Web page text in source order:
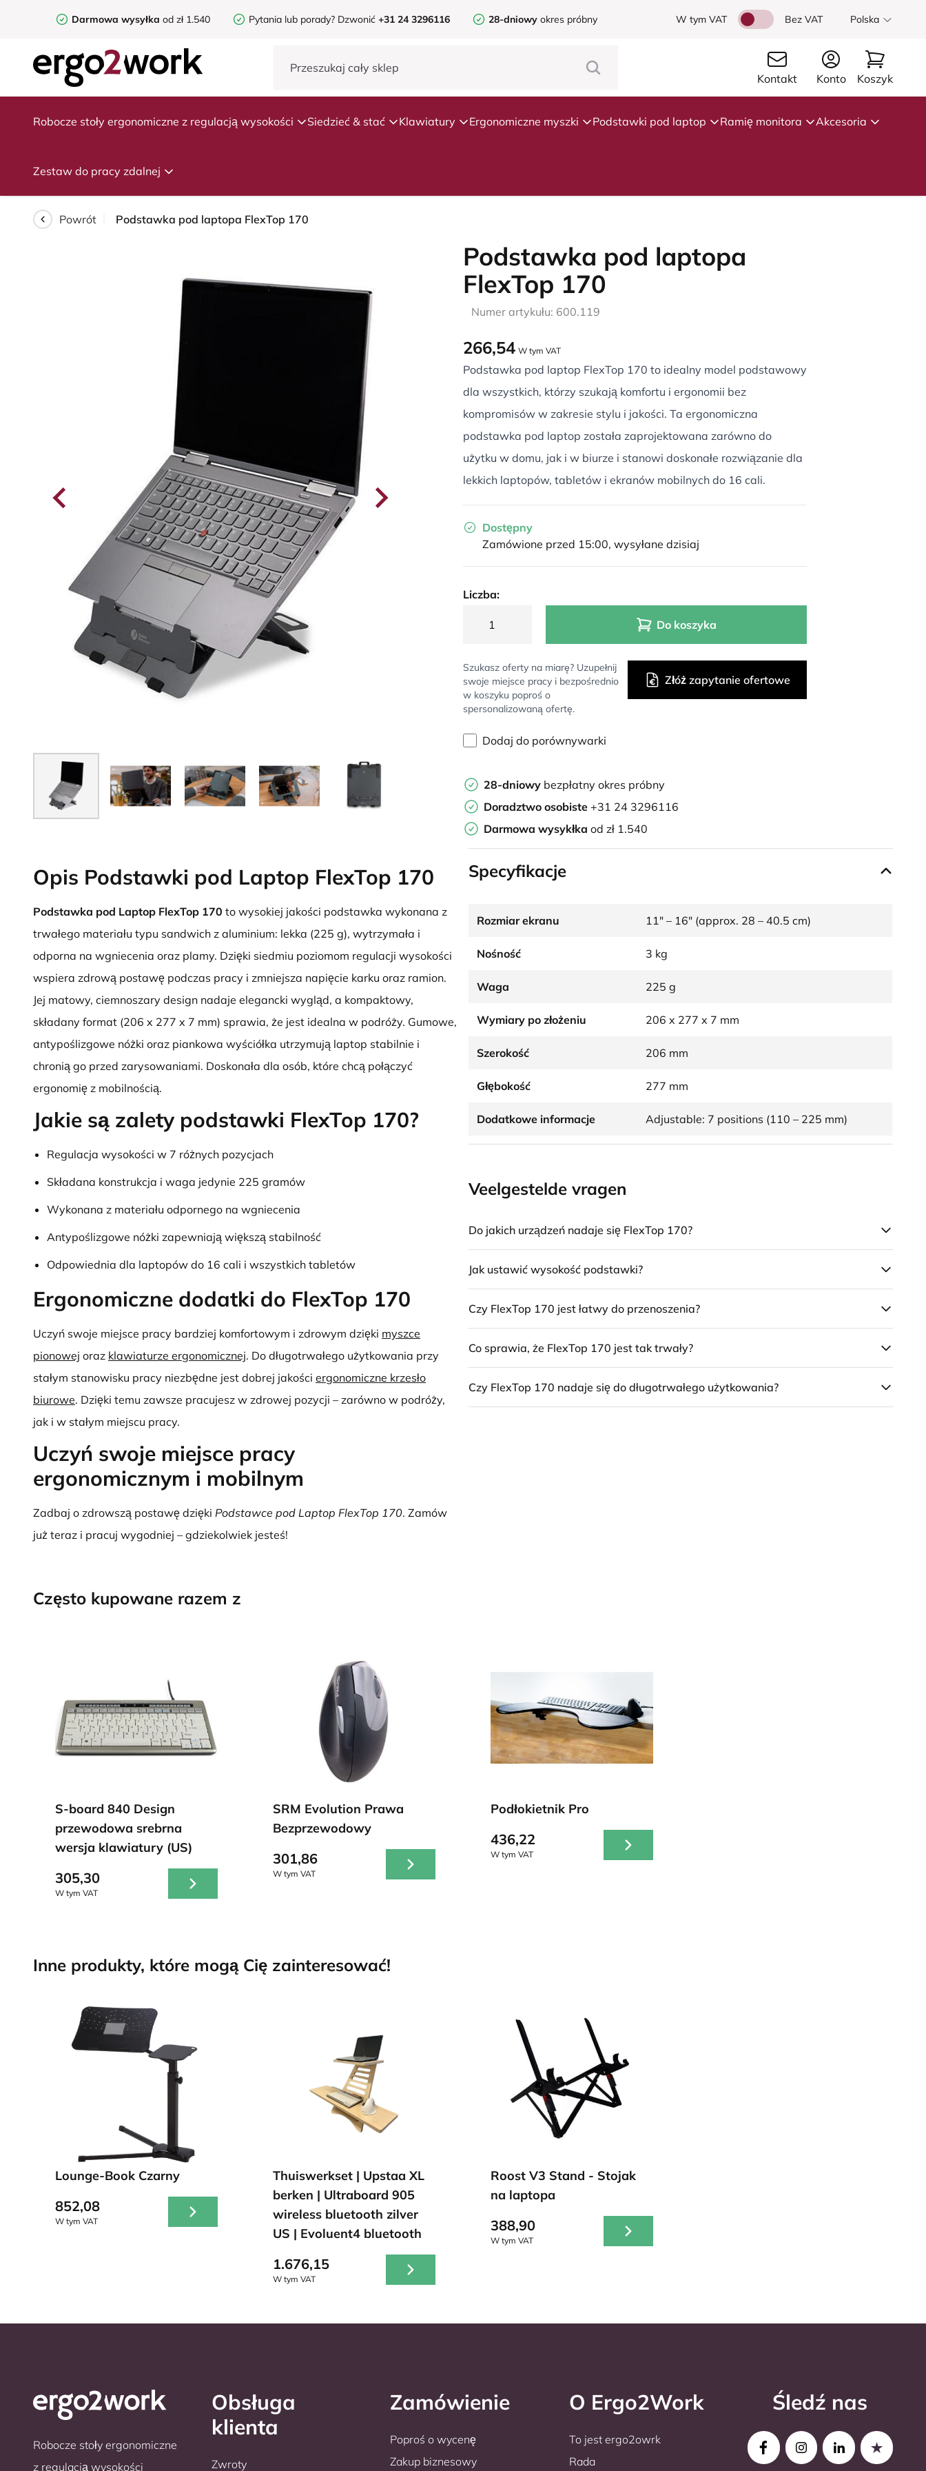
Darmowa wysyłka od zł 1.540 Pytania lub porady? Dzwonić +31 24 3296116 28-dniowy okres próbny W tym VAT Bez VAT Polska
Kontakt Konto Koszyk
Robocze stoły ergonomiczne z regulacją wysokości Siedzieć & stać Klawiatury Ergonomiczne myszki Podstawki pod laptop Ramię monitora Akcesoria
Zestaw do pracy zdalnej
Powrót Podstawka pod laptopa FlexTop 170
Podstawka pod laptopa
FlexTop 170
Numer artykułu: 600.119
266,54 W tym VAT
Podstawka pod laptop FlexTop 170 to idealny model podstawowy
dla wszystkich, którzy szukają komfortu i ergonomii bez
kompromisów w zakresie stylu i jakości. Ta ergonomiczna
podstawka pod laptop została zaprojektowana zarówno do
użytku w domu, jak i w biurze i stanowi doskonałe rozwiązanie dla
lekkich laptopów, tabletów i ekranów mobilnych do 16 cali.
Dostępny
Zamówione przed 15:00, wysyłane dzisiaj
Liczba:
Do koszyka
Szukasz oferty na miarę? Uzupełnij
swoje miejsce pracy i bezpośrednio
w koszyku poproś o
spersonalizowaną ofertę.
Złóż zapytanie ofertowe
Dodaj do porównywarki
28-dniowy bezpłatny okres próbny
Doradztwo osobiste +31 24 3296116
Darmowa wysykłka od zł 1.540
Opis Podstawki pod Laptop FlexTop 170
Podstawka pod Laptop FlexTop 170 to wysokiej jakości podstawka wykonana z
trwałego materiału typu sandwich z aluminium: lekka (225 g), wytrzymała i
odporna na wgniecenia oraz plamy. Dzięki siedmiu poziomom regulacji wysokości
wspiera zdrową postawę podczas pracy i zmniejsza napięcie karku oraz ramion.
Jej matowy, ciemnoszary design nadaje elegancki wygląd, a kompaktowy,
składany format (206 x 277 x 7 mm) sprawia, że jest idealna w podróży. Gumowe,
antypoślizgowe nóżki oraz piankowa wyściółka utrzymują laptop stabilnie i
chronią go przed zarysowaniami. Doskonała dla osób, które chcą połączyć
ergonomię z mobilnością.
Jakie są zalety podstawki FlexTop 170?
Regulacja wysokości w 7 różnych pozycjach
Składana konstrukcja i waga jedynie 225 gramów
Wykonana z materiału odpornego na wgniecenia
Antypoślizgowe nóżki zapewniają większą stabilność
Odpowiednia dla laptopów do 16 cali i wszystkich tabletów
Ergonomiczne dodatki do FlexTop 170
Uczyń swoje miejsce pracy bardziej komfortowym i zdrowym dzięki myszce
pionowej oraz klawiaturze ergonomicznej. Do długotrwałego użytkowania przy
stałym stanowisku pracy niezbędne jest dobrej jakości ergonomiczne krzesło
biurowe. Dzięki temu zawsze pracujesz w zdrowej pozycji – zarówno w podróży,
jak i w stałym miejscu pracy.
Uczyń swoje miejsce pracy
ergonomicznym i mobilnym
Zadbaj o zdrowszą postawę dzięki Podstawce pod Laptop FlexTop 170. Zamów
już teraz i pracuj wygodniej – gdziekolwiek jesteś!
Specyfikacje
Rozmiar ekranu 11" – 16" (approx. 28 – 40.5 cm)
Nośność 3 kg
Waga 225 g
Wymiary po złożeniu 206 x 277 x 7 mm
Szerokość 206 mm
Głębokość 277 mm
Dodatkowe informacje Adjustable: 7 positions (110 – 225 mm)
Veelgestelde vragen
Do jakich urządzeń nadaje się FlexTop 170?
Jak ustawić wysokość podstawki?
Czy FlexTop 170 jest łatwy do przenoszenia?
Co sprawia, że FlexTop 170 jest tak trwały?
Czy FlexTop 170 nadaje się do długotrwałego użytkowania?
Często kupowane razem z
S-board 840 Design
przewodowa srebrna
wersja klawiatury (US)
305,30
W tym VAT
SRM Evolution Prawa
Bezprzewodowy
301,86
W tym VAT
Podłokietnik Pro
436,22
W tym VAT
Inne produkty, które mogą Cię zainteresować!
Lounge-Book Czarny
852,08
W tym VAT
Thuiswerkset | Upstaa XL
berken | Ultraboard 905
wireless bluetooth zilver
US | Evoluent4 bluetooth
1.676,15
W tym VAT
Roost V3 Stand - Stojak
na laptopa
388,90
W tym VAT
Robocze stoły ergonomiczne
z regulacją wysokości
Obsługa
klienta
Zwroty
Zamówienie
Poproś o wycenę
Zakup biznesowy
O Ergo2Work
To jest ergo2owrk
Rada
Śledź nas